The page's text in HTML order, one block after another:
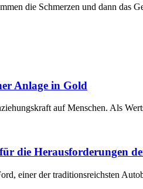
die Schmerzen und dann das
Anlage in Gold
auf Menschen. Als
die Herausforderungen
einer der traditionsreichsten